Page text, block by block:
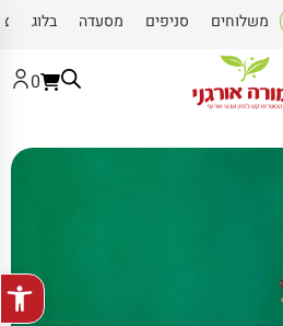
פתח
משלוחים סניפים מסעדה בלוג
0